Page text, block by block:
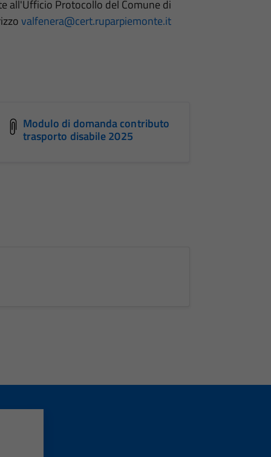
all'Ufficio Protocollo del Comune di
valfenera@cert.ruparpiemonte.it
Modulo di domanda contributo
trasporto disabile 2025